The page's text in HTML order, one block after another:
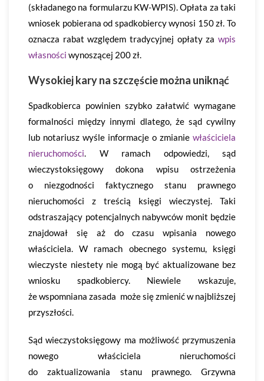
(składanego na formularzu KW-WPIS). Opłata za taki
wniosek pobierana od spadkobiercy wynosi 150 zł. To
oznacza rabat względem tradycyjnej opłaty za wpis
własności wynoszącej 200 zł.
Wysokiej kary na szczęście można uniknąć
Spadkobierca powinien szybko załatwić wymagane
formalności między innymi dlatego, że sąd cywilny
lub notariusz wyśle informacje o zmianie właściciela
nieruchomości. W ramach odpowiedzi, sąd
wieczystoksięgowy dokona wpisu ostrzeżenia
o niezgodności faktycznego stanu prawnego
nieruchomości z treścią księgi wieczystej. Taki
odstraszający potencjalnych nabywców monit będzie
znajdował się aż do czasu wpisania nowego
właściciela. W ramach obecnego systemu, księgi
wieczyste niestety nie mogą być aktualizowane bez
wniosku spadkobiercy. Niewiele wskazuje,
że wspomniana zasada może się zmienić w najbliższej
przyszłości.
Sąd wieczystoksięgowy ma możliwość przymuszenia
nowego właściciela nieruchomości
do zaktualizowania stanu prawnego. Grzywna